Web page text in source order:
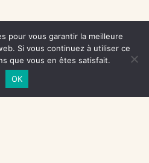
pour vous garantir la meilleure
Si vous continuez à utiliser ce
que vous en êtes satisfait.
OK